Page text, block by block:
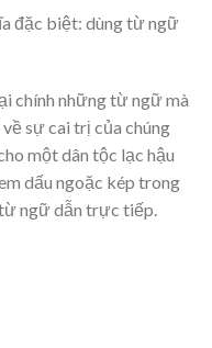
đặc biệt: dùng từ ngữ
chính những từ ngữ mà
sự cai trị của chúng
một dân tộc lạc hậu
dấu ngoặc kép trong
ngữ dẫn trực tiếp.